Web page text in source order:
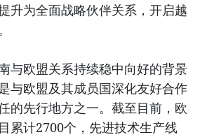
升为全面战略伙伴关系，开启越
与欧盟关系持续稳中向好的背景
与欧盟及其成员国深化友好合作
的先行地方之一。截至目前，欧
累计2700个，先进技术生产线